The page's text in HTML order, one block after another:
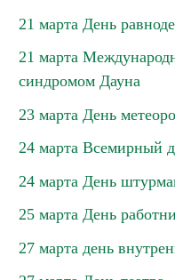
21 марта День
21 марта
синдромом Дауна
23 марта День
24 марта Всемирный
24 марта День
25 марта День
27 марта день